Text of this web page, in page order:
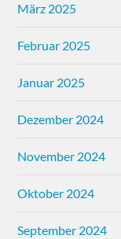
März 2025
Februar 2025
Januar 2025
Dezember 2024
November 2024
Oktober 2024
September 2024